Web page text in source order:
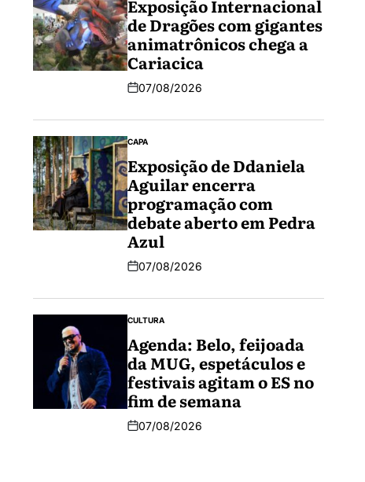
Exposição Internacional
de Dragões com gigantes
animatrônicos chega a
Cariacica
07/08/2026
CAPA
Exposição de Ddaniela
Aguilar encerra
programação com
debate aberto em Pedra
Azul
07/08/2026
CULTURA
Agenda: Belo, feijoada
da MUG, espetáculos e
festivais agitam o ES no
fim de semana
07/08/2026